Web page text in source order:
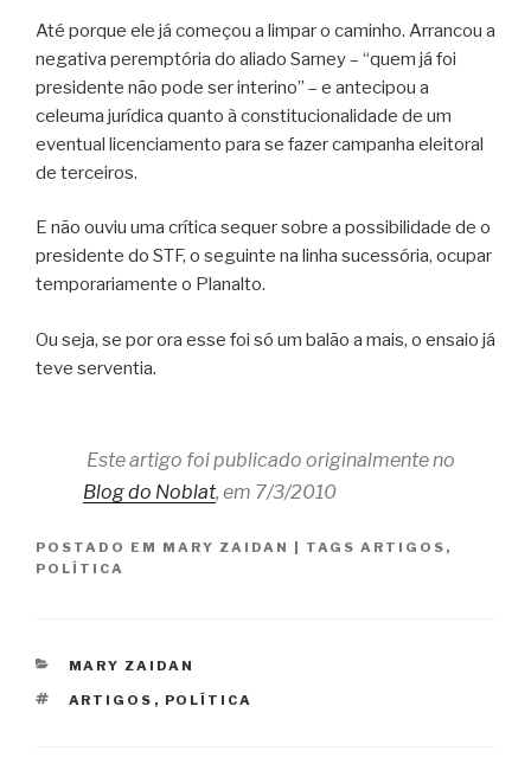
Até porque ele já começou a limpar o caminho. Arrancou a
negativa peremptória do aliado Sarney – “quem já foi
presidente não pode ser interino” – e antecipou a
celeuma jurídica quanto à constitucionalidade de um
eventual licenciamento para se fazer campanha eleitoral
de terceiros.
E não ouviu uma crítica sequer sobre a possibilidade de o
presidente do STF, o seguinte na linha sucessória, ocupar
temporariamente o Planalto.
Ou seja, se por ora esse foi só um balão a mais, o ensaio já
teve serventia.
Este artigo foi publicado originalmente no
Blog do Noblat, em 7/3/2010
POSTADO EM MARY ZAIDAN TAGS ARTIGOS ,
POLÍTICA
CATEGORIAS
MARY ZAIDAN
TAGS
ARTIGOS , POLÍTICA